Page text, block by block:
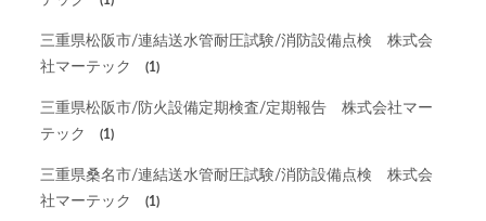
三重県松阪市/連結送水管耐圧試験/消防設備点検 株式会
社マーテック
(1)
三重県松阪市/防火設備定期検査/定期報告 株式会社マー
テック
(1)
三重県桑名市/連結送水管耐圧試験/消防設備点検 株式会
社マーテック
(1)